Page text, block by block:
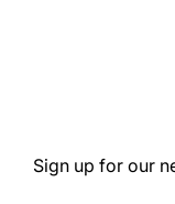
Sign up for our